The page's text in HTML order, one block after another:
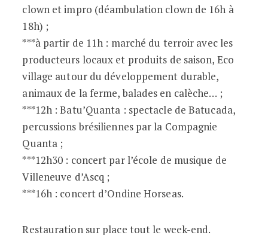
clown et impro (déambulation clown de 16h à
18h) ;
***à partir de 11h : marché du terroir avec les
producteurs locaux et produits de saison, Eco
village autour du développement durable,
animaux de la ferme, balades en calèche… ;
***12h : Batu’Quanta : spectacle de Batucada,
percussions brésiliennes par la Compagnie
Quanta ;
***12h30 : concert par l’école de musique de
Villeneuve d’Ascq ;
***16h : concert d’Ondine Horseas.
Restauration sur place tout le week-end.